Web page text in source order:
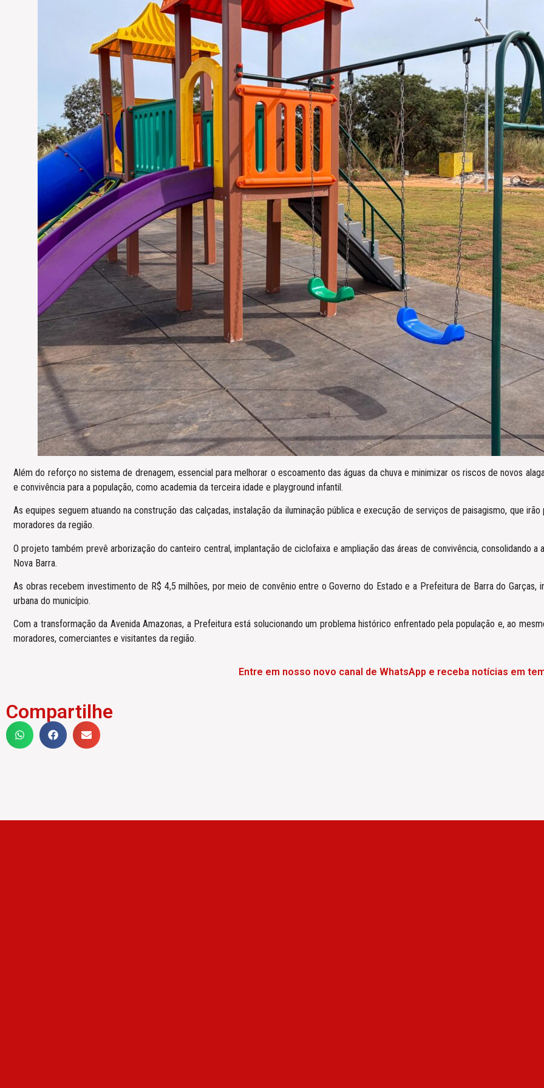
Além do reforço no sistema de drenagem, essencial para melhorar o escoamento das águas da chuva e minimizar os riscos de novos
e convivência para a população, como academia da terceira idade e playground infantil.
As equipes seguem atuando na construção das calçadas, instalação da iluminação pública e execução de serviços de paisagismo, que
moradores da região.
O projeto também prevê arborização do canteiro central, implantação de ciclofaixa e ampliação das áreas de convivência, consolidando
Nova Barra.
As obras recebem investimento de R$ 4,5 milhões, por meio de convênio entre o Governo do Estado e a Prefeitura de Barra do
urbana do município.
Com a transformação da Avenida Amazonas, a Prefeitura está solucionando um problema histórico enfrentado pela população e, ao
moradores, comerciantes e visitantes da região.
Entre em nosso novo canal de WhatsApp e receba notícias em
Compartilhe